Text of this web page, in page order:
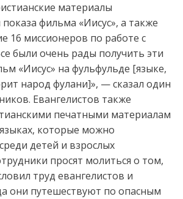
материалы
фильма «Иисус», а также
16 миссионеров по работе с
были очень рады получить эти
«Иисус» на фульфульде [языке,
народ фулани]», — сказал один
Евангелистов также
печатными материалам
которые можно
детей и взрослых
просят молиться о том,
труд евангелистов и
они путешествуют по опасным